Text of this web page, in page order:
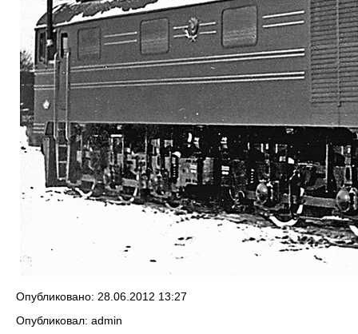
Опубликовано: 28.06.2012 13:27
Опубликовал: admin